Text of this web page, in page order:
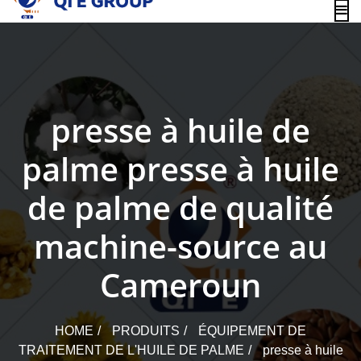
content
presse à huile de
palme presse à huile
de palme de qualité
machine-source au
Cameroun
HOME PRODUITS
ÉQUIPEMENT DE
TRAITEMENT DE L'HUILE DE PALME
presse à huile